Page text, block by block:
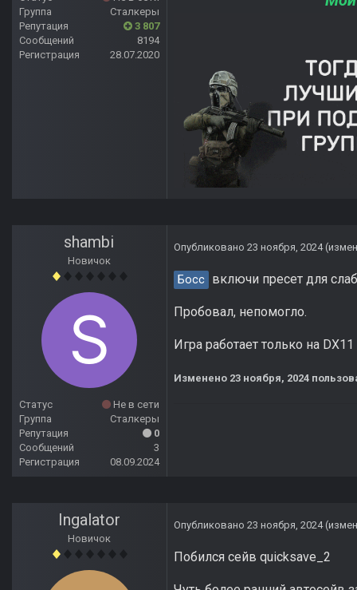
Группа
Сталкеры
Репутация
3 807
Сообщений
8194
Регистрация
28.07.2020
shambi
Новичок
Статус
Не в сети
Группа
Сталкеры
Репутация
0
Сообщений
3
Регистрация
08.09.2024
Опубликовано 23 ноября, 2024
Босс включи пресет для
Пробовал, непомогло.
Игра работает только на
Изменено 23 ноября, 2024
Ingalator
Новичок
Опубликовано 23 ноября, 2024
Побился сейв quicksave_2